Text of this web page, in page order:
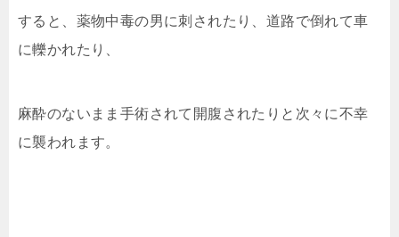
すると、薬物中毒の男に刺されたり、道路で倒れて車
に轢かれたり、
麻酔のないまま手術されて開腹されたりと次々に不幸
に襲われます。